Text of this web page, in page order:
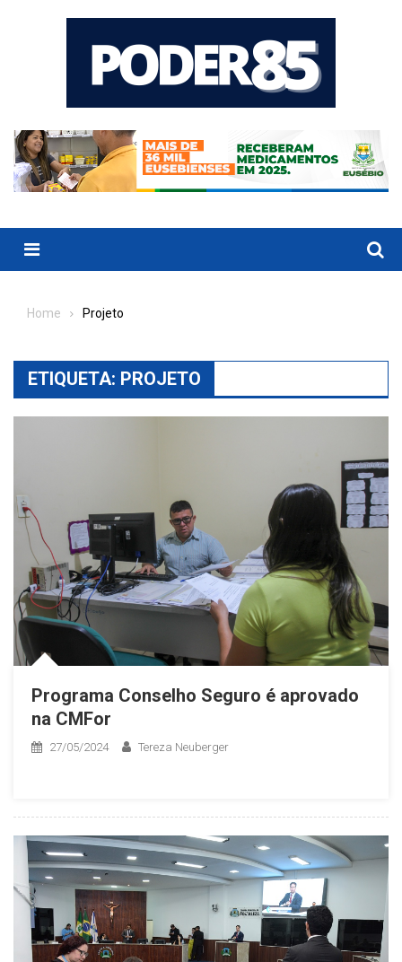
Menu
Home Projeto
ETIQUETA: PROJETO
Programa Conselho Seguro é aprovado
na CMFor
27/05/2024 Tereza Neuberger